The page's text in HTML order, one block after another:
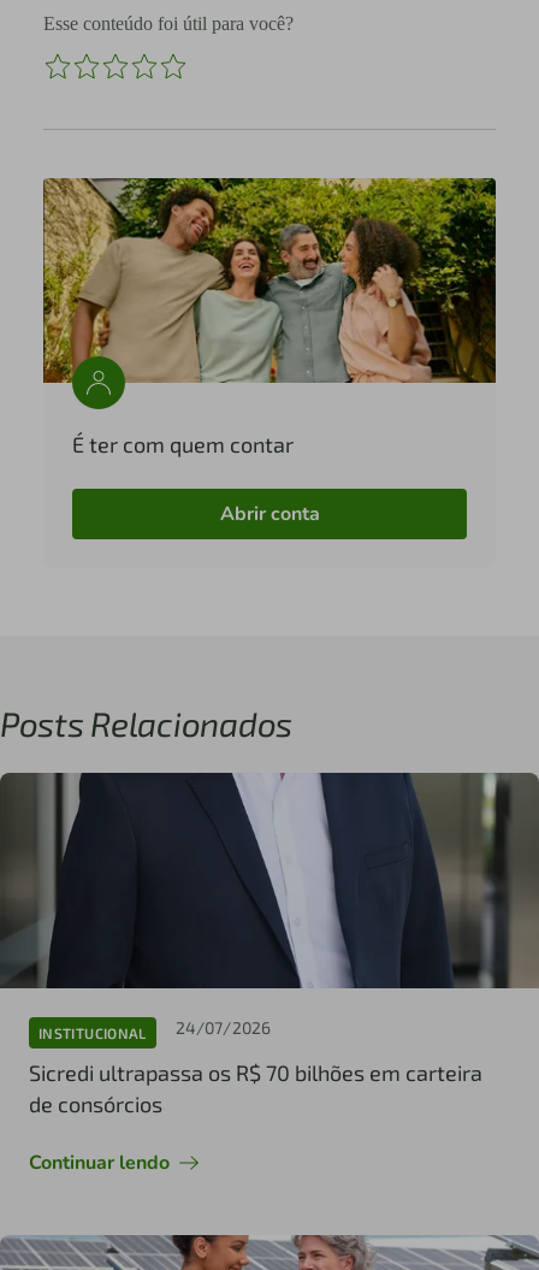
Esse conteúdo foi útil para você?
É ter com quem contar
Abrir conta
Posts Relacionados
INSTITUCIONAL 24/07/2026
Sicredi ultrapassa os R$ 70 bilhões em carteira
de consórcios
Continuar lendo